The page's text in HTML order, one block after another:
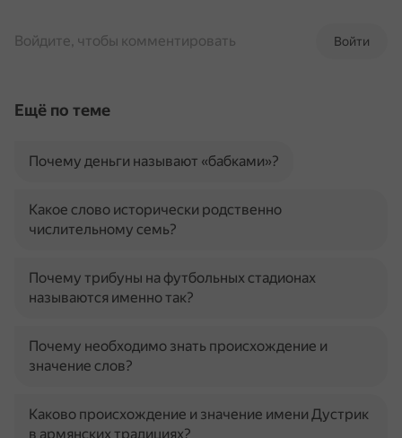
Войти
Войдите, чтобы комментировать
Ещё по теме
Почему деньги называют «бабками»?
Какое слово исторически родственно
числительному семь?
Почему трибуны на футбольных стадионах
называются именно так?
Почему необходимо знать происхождение и
значение слов?
Каково происхождение и значение имени Дустрик
в армянских традициях?